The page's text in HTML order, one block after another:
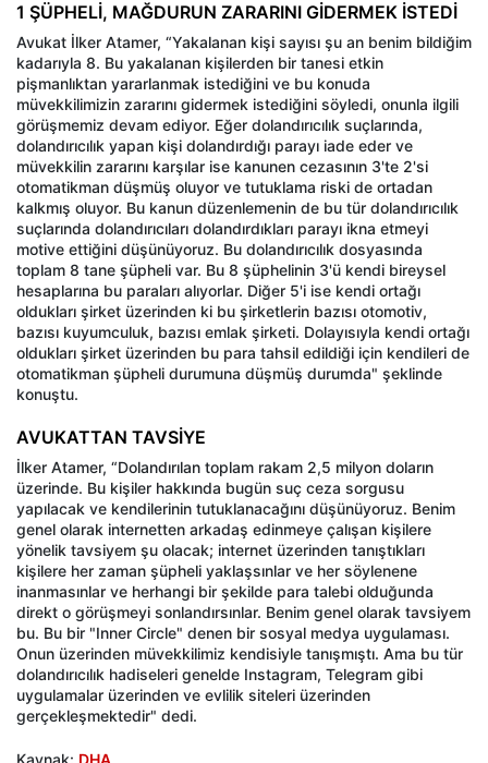
1 ŞÜPHELİ, MAĞDURUN ZARARINI GİDERMEK İSTEDİ
Avukat İlker Atamer, “Yakalanan kişi sayısı şu an benim bildiğim
kadarıyla 8. Bu yakalanan kişilerden bir tanesi etkin
pişmanlıktan yararlanmak istediğini ve bu konuda
müvekkilimizin zararını gidermek istediğini söyledi, onunla ilgili
görüşmemiz devam ediyor. Eğer dolandırıcılık suçlarında,
dolandırıcılık yapan kişi dolandırdığı parayı iade eder ve
müvekkilin zararını karşılar ise kanunen cezasının 3'te 2'si
otomatikman düşmüş oluyor ve tutuklama riski de ortadan
kalkmış oluyor. Bu kanun düzenlemenin de bu tür dolandırıcılık
suçlarında dolandırıcıları dolandırdıkları parayı ikna etmeyi
motive ettiğini düşünüyoruz. Bu dolandırıcılık dosyasında
toplam 8 tane şüpheli var. Bu 8 şüphelinin 3'ü kendi bireysel
hesaplarına bu paraları alıyorlar. Diğer 5'i ise kendi ortağı
oldukları şirket üzerinden ki bu şirketlerin bazısı otomotiv,
bazısı kuyumculuk, bazısı emlak şirketi. Dolayısıyla kendi ortağı
oldukları şirket üzerinden bu para tahsil edildiği için kendileri de
otomatikman şüpheli durumuna düşmüş durumda" şeklinde
konuştu.
AVUKATTAN TAVSİYE
İlker Atamer, “Dolandırılan toplam rakam 2,5 milyon doların
üzerinde. Bu kişiler hakkında bugün suç ceza sorgusu
yapılacak ve kendilerinin tutuklanacağını düşünüyoruz. Benim
genel olarak internetten arkadaş edinmeye çalışan kişilere
yönelik tavsiyem şu olacak; internet üzerinden tanıştıkları
kişilere her zaman şüpheli yaklaşsınlar ve her söylenene
inanmasınlar ve herhangi bir şekilde para talebi olduğunda
direkt o görüşmeyi sonlandırsınlar. Benim genel olarak tavsiyem
bu. Bu bir "Inner Circle" denen bir sosyal medya uygulaması.
Onun üzerinden müvekkilimiz kendisiyle tanışmıştı. Ama bu tür
dolandırıcılık hadiseleri genelde Instagram, Telegram gibi
uygulamalar üzerinden ve evlilik siteleri üzerinden
gerçekleşmektedir" dedi.